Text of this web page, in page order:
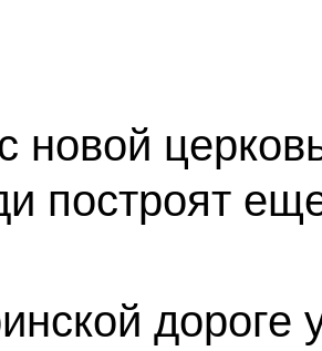
новой
построят
дороге